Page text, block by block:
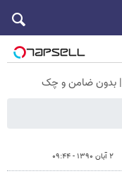
۲ آبان ۱۳۹۰ - ۰۹:۴۴